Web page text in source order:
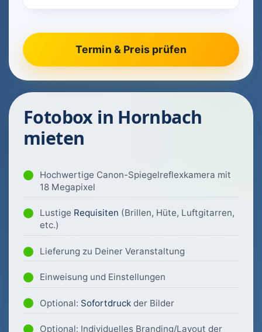
Fotobox in Hornbach
mieten
Hochwertige Canon-Spiegelreflexkamera mit
18 Megapixel
Lustige Requisiten (Brillen, Hüte, Luftgitarren,
etc.)
Lieferung zu Deiner Veranstaltung
Einweisung und Einstellungen
Optional: Sofortdruck der Bilder
Optional: Individuelles Branding/Layout der